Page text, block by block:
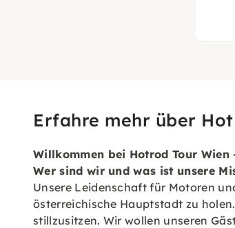
Erfahre mehr über Hot
Willkommen bei Hotrod Tour
Wer sind wir und was ist unsere
Unsere Leidenschaft für Motoren
österreichische Hauptstadt zu
stillzusitzen. Wir wollen unseren